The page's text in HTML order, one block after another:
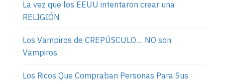
La vez que los EEUU intentaron crear una
RELIGIÓN
Los Vampiros de CREPÚSCULO… NO son
Vampiros
Los Ricos Que Compraban Personas Para Sus